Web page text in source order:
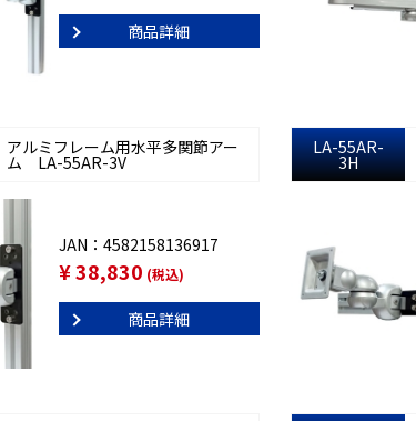
商品詳細
アルミフレーム用水平多関節アー
ム LA-55AR-3V
JAN：4582158136917
¥ 38,830 (税込)
商品詳細
LA-55AR-
3H